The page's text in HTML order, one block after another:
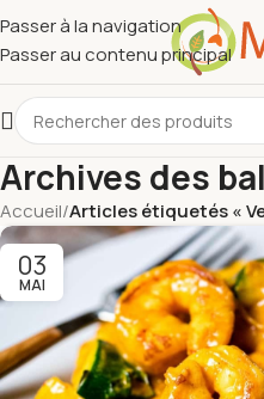
Passer à la navigation
Passer au contenu principal
Archives des
Accueil/Articles étiquetés «
03
MAI